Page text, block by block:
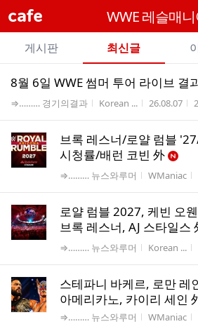
cafe WWE 레슬매
카
페
메
뉴
게시판 최신글
전
글
리
8월 6일 WWE 썸머 투어 라이브 결
게시판명
⇒……… 경기의결과 작성자
Korean ... 작성시간
26.08.07
브록 레스너/로얄 럼블
시청률/배런 코빈 外
게시판명
⇒……… 뉴스와루머 작성자
WManiac
로얄 럼블 2027, 케빈 오
브록 레스너, AJ 스타일스
게시판명
⇒……… 뉴스와루머 작성자
Korean ...
스테파니 바케르, 로만 레
아메리카노, 카이리 세인
게시판명
⇒……… 뉴스와루머 작성자
WManiac